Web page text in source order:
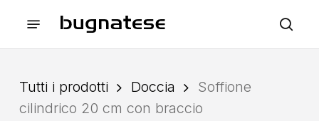
Menu
Tutti i prodotti Doccia
Soffione
cilindrico 20 cm con braccio